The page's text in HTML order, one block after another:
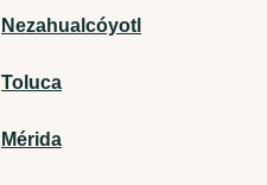
Nezahualcóyotl
Toluca
Mérida